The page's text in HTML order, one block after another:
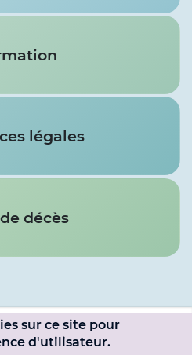
légales
décès
sur ce site pour
d'utilisateur.